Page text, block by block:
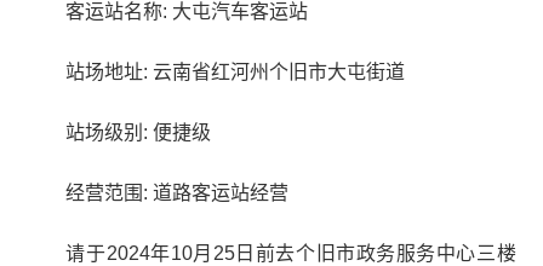
客运站名称: 大屯汽车客运站
站场地址: 云南省红河州个旧市大屯街道
站场级别: 便捷级
经营范围: 道路客运站经营
请于2024年10月25日前去个旧市政务服务中心三楼